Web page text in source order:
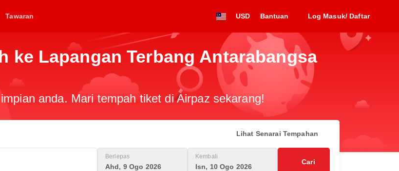
Tawaran USD Bantuan Log Masuk/ Daftar
ke Lapangan Terbang Antarabangsa
anda. Mari tempah tiket di Airpaz sekarang!
Lihat Senarai Tempahan
Berlepas
Ahd, 9 Ogo 2026
Kembali
Isn, 10 Ogo 2026
Cari